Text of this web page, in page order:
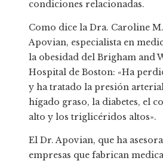
condiciones relacionadas.
Como dice la Dra. Caroline M.
Apovian, especialista en
la obesidad del Brigham and
Hospital de Boston: «Ha
y ha tratado la presión
hígado graso, la diabetes, el
alto y los triglicéridos altos».
El Dr. Apovian, que ha
empresas que fabrican